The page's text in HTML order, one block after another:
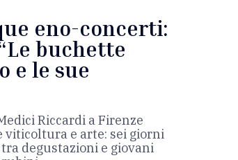
eno-concerti:
buchette
e le sue
Riccardi a Firenze
viticoltura e arte: sei giorni
degustazioni e giovani